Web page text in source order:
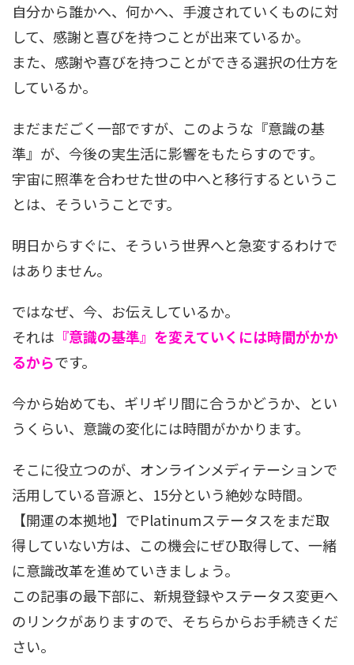
自分から誰かへ、何かへ、手渡されていくものに対
して、感謝と喜びを持つことが出来ているか。
また、感謝や喜びを持つことができる選択の仕方を
しているか。
まだまだごく一部ですが、このような『意識の基
準』が、今後の実生活に影響をもたらすのです。
宇宙に照準を合わせた世の中へと移行するというこ
とは、そういうことです。
明日からすぐに、そういう世界へと急変するわけで
はありません。
ではなぜ、今、お伝えしているか。
それは 『意識の基準』を変えていくには時間がかか
るからです。
今から始めても、ギリギリ間に合うかどうか、とい
うくらい、意識の変化には時間がかかります。
そこに役立つのが、オンラインメディテーションで
活用している音源と、15分という絶妙な時間。
【開運の本拠地】でPlatinumステータスをまだ取
得していない方は、この機会にぜひ取得して、一緒
に意識改革を進めていきましょう。
この記事の最下部に、新規登録やステータス変更へ
のリンクがありますので、そちらからお手続きくだ
さい。